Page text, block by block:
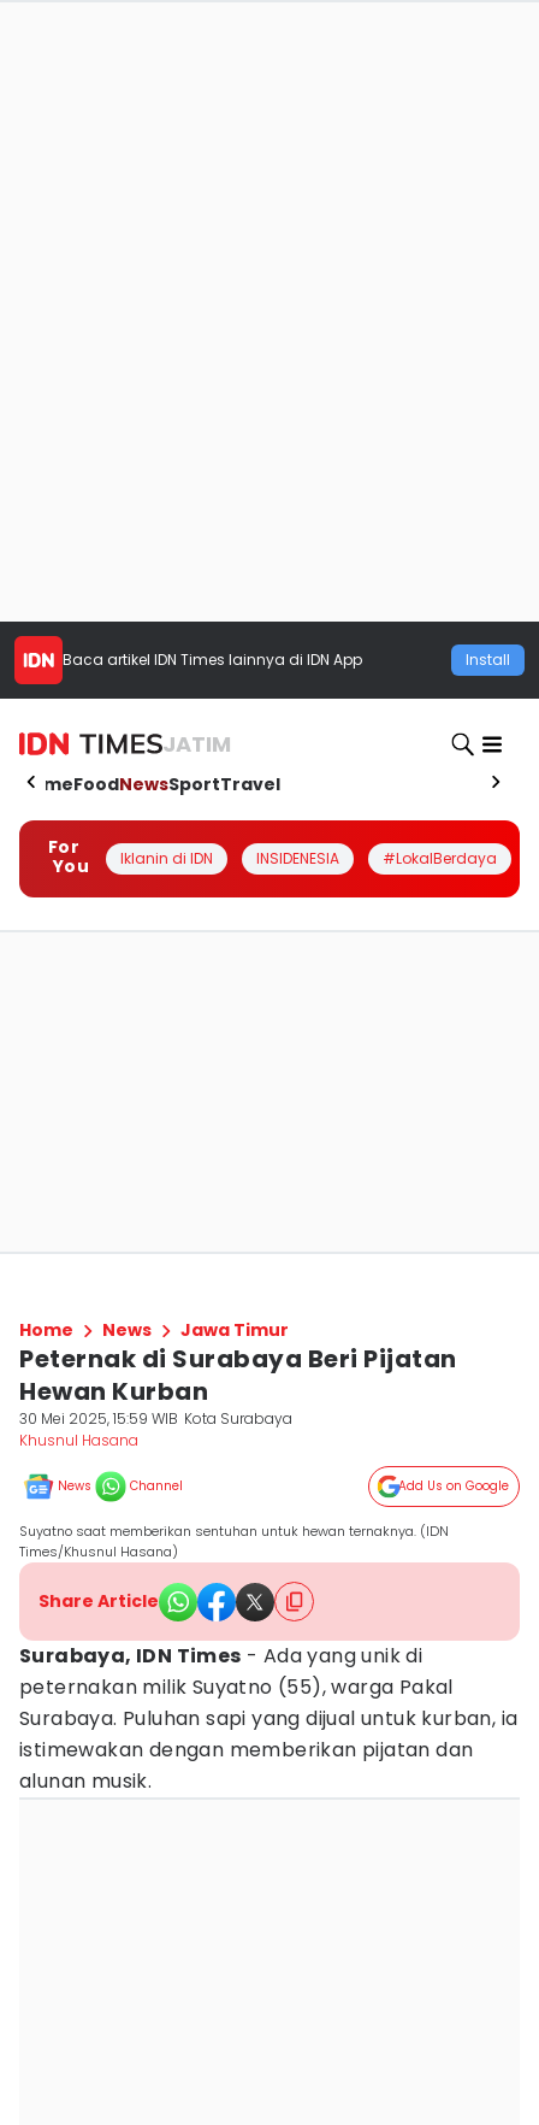
Baca artikel IDN Times lainnya di IDN App Install
JATIM
HomeFoodNewsSportTravel
For
You
Iklanin di IDN INSIDENESIA #LokalBerdaya
Home News Jawa Timur
Peternak di Surabaya Beri Pijatan
Hewan Kurban
30 Mei 2025, 15:59 WIB Kota Surabaya
Khusnul Hasana
News Channel Add Us on Google
Suyatno saat memberikan sentuhan untuk hewan ternaknya. (IDN
Times/Khusnul Hasana)
Share Article
Surabaya, IDN Times - Ada yang unik di
peternakan milik Suyatno (55), warga Pakal
Surabaya. Puluhan sapi yang dijual untuk kurban, ia
istimewakan dengan memberikan pijatan dan
alunan musik.